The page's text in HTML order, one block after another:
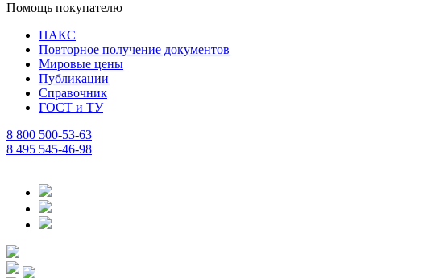
Помощь покупателю
НАКС
Повторное получение документов
Мировые цены
Публикации
Справочник
ГОСТ и ТУ
8 800 500-53-63
8 495 545-46-98